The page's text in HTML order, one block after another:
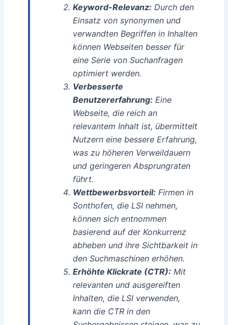
Keyword-Relevanz:Durch den
Einsatz von synonymen und
verwandten Begriffen in Inhalten
können Webseiten besser für
eine Serie von Suchanfragen
optimiert werden.
Verbesserte
Benutzererfahrung:Eine
Webseite, die reich an
relevantem Inhalt ist, übermittelt
Nutzern eine bessere Erfahrung,
was zu höheren Verweildauern
und geringeren Absprungraten
führt.
Wettbewerbsvorteil:Firmen in
Sonthofen, die LSI nehmen,
können sich entnommen
basierend auf der Konkurrenz
abheben und ihre Sichtbarkeit in
den Suchmaschinen erhöhen.
Erhöhte Klickrate (CTR):Mit
relevanten und ausgereiften
Inhalten, die LSI verwenden,
kann die CTR in den